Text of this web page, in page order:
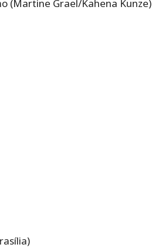
(Martine Grael/Kahena Kunze)